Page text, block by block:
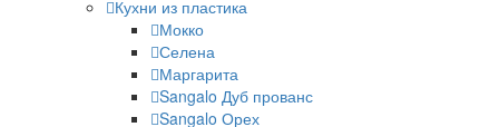
Кухни из пластика
Мокко
Селена
Маргарита
Sangalo Дуб прованс
Sangalo Орех